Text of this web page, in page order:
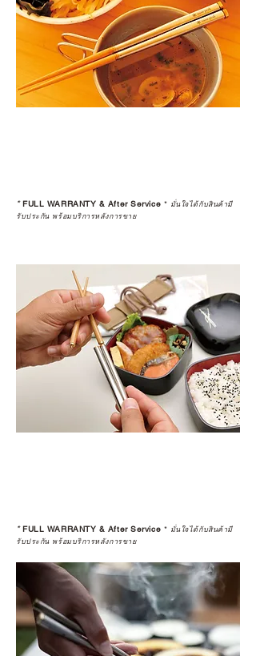
*FULL WARRANTY & After Service * มั่นใจได้กับสินค้ามี
รับประกัน พร้อมบริการหลังการขาย
*FULL WARRANTY & After Service * มั่นใจได้กับสินค้ามี
รับประกัน พร้อมบริการหลังการขาย